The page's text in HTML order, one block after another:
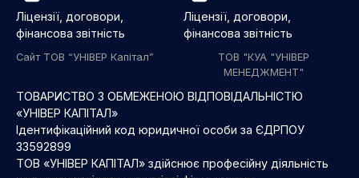
Ліцензії, договори,
фінансова звітність
Сайт ТОВ “УНІВЕР Капітал”
Ліцензії, договори,
фінансова звітність
ТОВ "КУА "УНІВЕР
МЕНЕДЖМЕНТ"
ТОВАРИСТВО З ОБМЕЖЕНОЮ ВІДПОВІДАЛЬНІСТЮ
«УНІВЕР КАПІТАЛ»
Ідентифікаційний код юридичної особи за ЄДРПОУ
33592899
ТОВ «УНІВЕР КАПІТАЛ» здійснює професійну діяльність